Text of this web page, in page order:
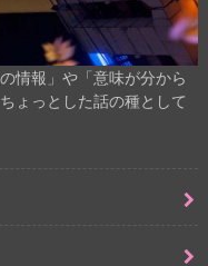
情報」や「意味が分から
ょっとした話の種として